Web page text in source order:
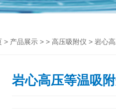
> 产品展示 > > 高压吸附仪 > 岩心
岩心高压等温吸